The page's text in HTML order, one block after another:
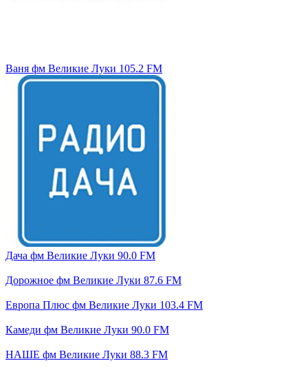
Ваня фм Великие Луки 105.2 FM
Дача фм Великие Луки 90.0 FM
Дорожное фм Великие Луки 87.6 FM
Европа Плюс фм Великие Луки 103.4 FM
Камеди фм Великие Луки 90.0 FM
НАШЕ фм Великие Луки 88.3 FM